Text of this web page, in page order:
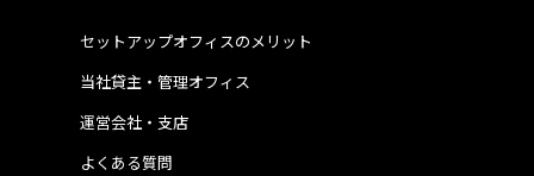
運営会社・支店
よくある質問
当社貸主・管理オフィス
セットアップオフィスのメリット